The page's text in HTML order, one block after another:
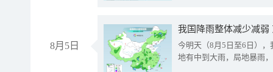
8月5日
我国降雨整体减少减弱
今明天（8月5日至6日）
地有中到大雨，局地暴雨